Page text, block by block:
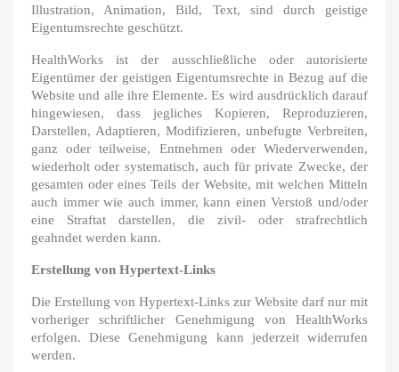
Illustration, Animation, Bild, Text, sind durch geistige
Eigentumsrechte geschützt.
HealthWorks ist der ausschließliche oder autorisierte
Eigentümer der geistigen Eigentumsrechte in Bezug auf die
Website und alle ihre Elemente. Es wird ausdrücklich darauf
hingewiesen, dass jegliches Kopieren, Reproduzieren,
Darstellen, Adaptieren, Modifizieren, unbefugte Verbreiten,
ganz oder teilweise, Entnehmen oder Wiederverwenden,
wiederholt oder systematisch, auch für private Zwecke, der
gesamten oder eines Teils der Website, mit welchen Mitteln
auch immer wie auch immer, kann einen Verstoß und/oder
eine Straftat darstellen, die zivil- oder strafrechtlich
geahndet werden kann.
Erstellung von Hypertext-Links
Die Erstellung von Hypertext-Links zur Website darf nur mit
vorheriger schriftlicher Genehmigung von HealthWorks
erfolgen. Diese Genehmigung kann jederzeit widerrufen
werden.